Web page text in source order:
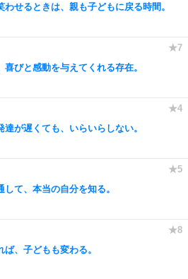
わせるときは、親も子どもに戻る時間。
喜びと感動を与えてくれる存在。
達が遅くても、いらいらしない。
して、本当の自分を知る。
ば、子どもも変わる。